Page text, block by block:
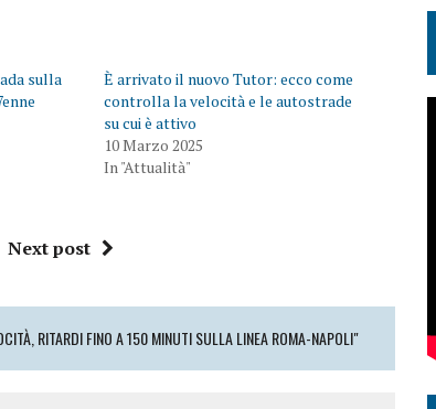
sulla
È arrivato il nuovo Tutor: ecco come
controlla la velocità e le autostrade
su cui è attivo
10 Marzo 2025
In "Attualità"
Next post
RITARDI FINO A 150 MINUTI SULLA LINEA ROMA-NAPOLI"